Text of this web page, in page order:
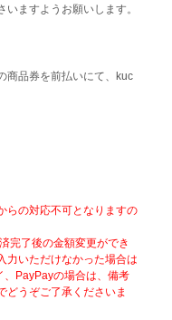
ますようお願いします。
商品券を前払いにて、kuc
らの対応不可となりますの
完了後の金額変更ができ
力いただけなかった場合は
PayPayの場合は、備考
どうぞご了承くださいま